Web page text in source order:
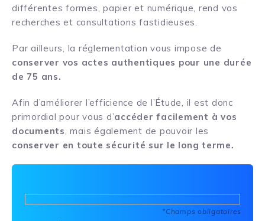
différentes formes, papier et numérique, rend vos
recherches et consultations fastidieuses.
Par ailleurs, la réglementation vous impose de
conserver vos actes authentiques pour une durée
de 75 ans.
Afin d’améliorer l’efficience de l’Étude, il est donc
primordial pour vous d’accéder facilement à vos
documents , mais également de pouvoir les
conserver en toute sécurité sur le long terme.
*Champs obligatoires